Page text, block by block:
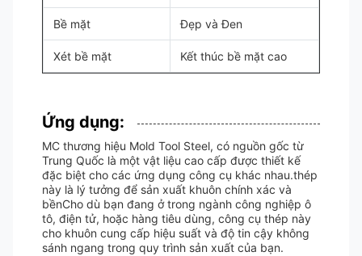
Bề mặt Đẹp và Đen
Xét bề mặt Kết thúc bề mặt cao
Ứng dụng:
MC thương hiệu Mold Tool Steel, có nguồn gốc từ
Trung Quốc là một vật liệu cao cấp được thiết kế
đặc biệt cho các ứng dụng công cụ khác nhau.thép
này là lý tưởng để sản xuất khuôn chính xác và
bềnCho dù bạn đang ở trong ngành công nghiệp ô
tô, điện tử, hoặc hàng tiêu dùng, công cụ thép này
cho khuôn cung cấp hiệu suất và độ tin cậy không
sánh ngang trong quy trình sản xuất của bạn.